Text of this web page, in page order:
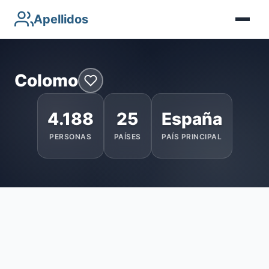
Apellidos
Colomo
4.188
PERSONAS
25
PAÍSES
España
PAÍS PRINCIPAL